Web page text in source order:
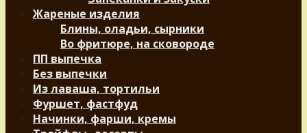
Жареные изделия
Блины, оладьи, сырники
Во фритюре, на сковороде
ПП выпечка
Без выпечки
Из лаваша, тортильи
Фуршет, фастфуд
Начинки, фарши, кремы